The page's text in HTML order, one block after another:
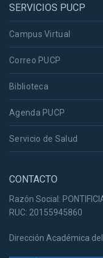
SERVICIOS PUCP
Campus Virtual
Correo PUCP
Biblioteca
Agenda PUCP
Servicio de Salud
CONTACTO
Razón Social:
RUC: 20155945860
Dirección Académica